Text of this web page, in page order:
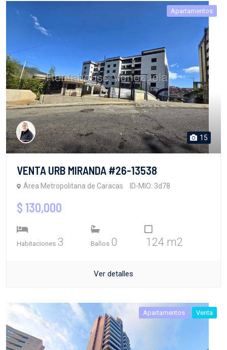
Apartamentos
15
VENTA URB MIRANDA #26-13538
Área Metropolitana de Caracas ID-MIO: 3d78
$ 130,000
Habitaciones 3 Baños 0 124 m2
Ver detalles
Apartamentos Venta